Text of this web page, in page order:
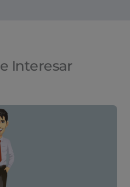
Interesar